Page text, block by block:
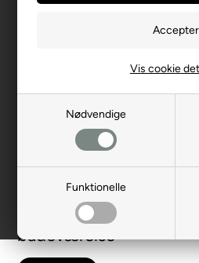
Nødvendige
Funktionelle
Vis cookie
Dekorative
badeværelse